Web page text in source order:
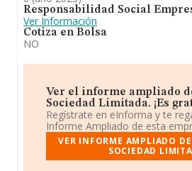
Responsabilidad Social
Ver Información
Cotiza en Bolsa
NO
Ver el informe ampliado
Sociedad Limitada. ¡Es
Regístrate en eInforma y te
Informe Ampliado de esta
VER INFORME AMPLIADO
SOCIEDAD